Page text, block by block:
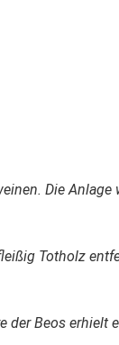
Die
Totholz
der Beos erhielt